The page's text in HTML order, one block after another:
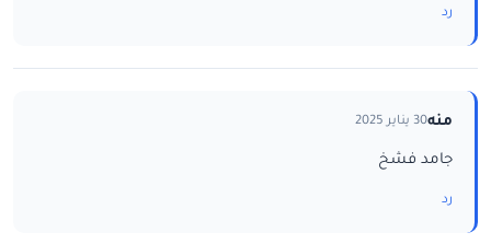
رد
منه30 يناير 2025
جامد فشخ
رد